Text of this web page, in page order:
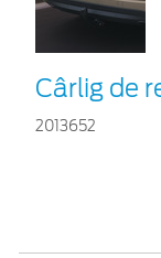
Cârlig de
2013652